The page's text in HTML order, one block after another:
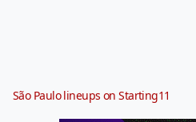
São Paulo lineups on Starting11